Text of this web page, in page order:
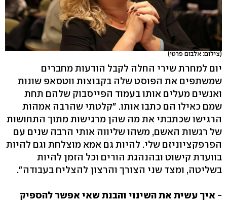
(צילום: אלבום פרטי)
יום למחרת שירי החלה לקבל הודעות מחברים
שמשתפים את הפוסט שלה בקבוצות ווטסאפ שונות
ואנשים מעלים אותו בעמוד הפייסבוק שלהם תחת
שמם כאילו הם כתבו אותו. "קלטתי שהרבה אמהות
הרגישו שכתבתי את מה שהן מרגישות מתוך התחושות
של רגשות האשם, משהו שליווה אותי הרבה שנים עם
הפרפקציוניזם שלי. להיות גם אמא מוצלחת וגם להיות
בוועדת קישוט ובהנהגת הורים וכל הזמן להיות
בשליטה, ומצד שני הצורך והרצון להצליח בעבודה".
- איך עשית את השינוי והבנת שאי אפשר להספיק